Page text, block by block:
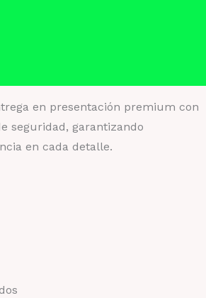
en presentación premium con
seguridad, garantizando
en cada detalle.